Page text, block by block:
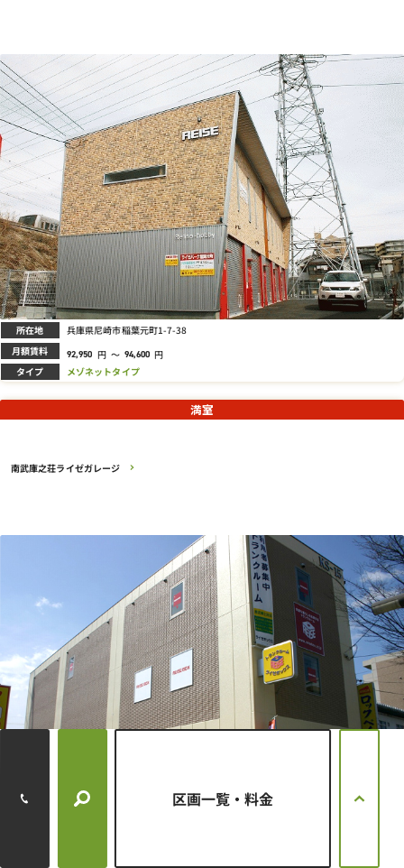
所在地 兵庫県尼崎市稲葉元町1-7-38
月額賃料 92,950 円 ～ 94,600 円
タイプ メゾネットタイプ
南武庫之荘ライゼガレージ
満室
区画一覧・料金